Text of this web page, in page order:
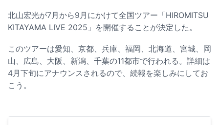
北山宏光が7月から9月にかけて全国ツアー「HIROMITSU
KITAYAMA LIVE 2025」を開催することが決定した。
このツアーは愛知、京都、兵庫、福岡、北海道、宮城、岡
山、広島、大阪、新潟、千葉の11都市で行われる。詳細は
4月下旬にアナウンスされるので、続報を楽しみにしてお
こう。